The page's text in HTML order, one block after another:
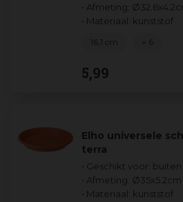
• Afmeting:
• Materiaal: kunststof
5,99
16,1 cm + 6
Elho universele
terra
• Geschikt voor: buiten
• Afmeting: Ø35x5.2cm
• Materiaal: kunststof